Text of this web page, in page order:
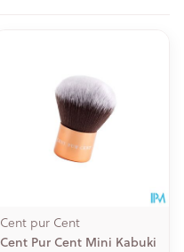
Cent pur Cent
Cent Pur Cent Mini Kabuki